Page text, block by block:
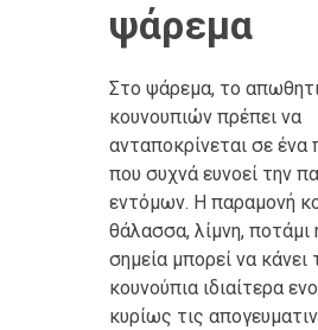
ψάρεμα
Στο ψάρεμα, το
κουνουπιών πρέπει να
ανταποκρίνεται σε ένα
που συχνά ευνοεί την
εντόμων. Η παραμονή
θάλασσα, λίμνη, ποτάμι
σημεία μπορεί να κάνει
κουνούπια ιδιαίτερα
κυρίως τις